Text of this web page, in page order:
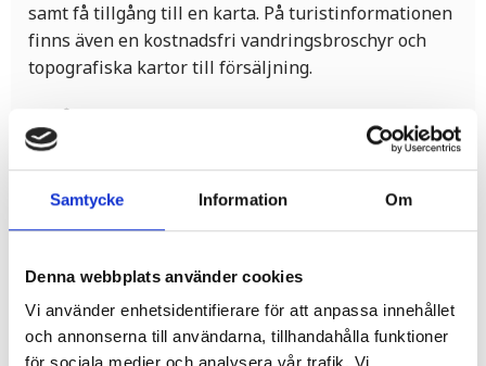
Samtycke Information Om
Denna webbplats använder cookies
Vi använder enhetsidentifierare för att anpassa innehållet
och annonserna till användarna, tillhandahålla funktioner
samt få tillgång till en karta. På turistinformationen
finns även en kostnadsfri vandringsbroschyr och
topografiska kartor till försäljning.
Några vandringstips
- Karta.
- Bra skor! Beroende på väder, årstid och terräng kan
det vara blött i marken.
- Lätt packning med till exempel skavsårsplåster,
mobiltelefon och frukt. Glöm inte vattnet!
- Tänk på allemansrätten, ta reda på vad du får och